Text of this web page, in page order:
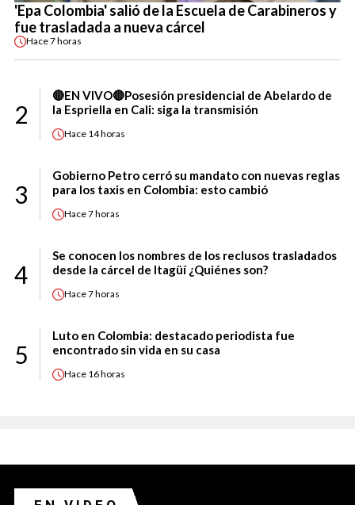
'Epa Colombia' salió de la Escuela de Carabineros y
fue trasladada a nueva cárcel
Hace7 horas
2
🔴EN VIVO🔴Posesión presidencial de Abelardo de
la Espriella en Cali: siga la transmisión
Hace 14 horas
3
Gobierno Petro cerró su mandato con nuevas reglas
para los taxis en Colombia: esto cambió
Hace7 horas
4
Se conocen los nombres de los reclusos trasladados
desde la cárcel de Itagüí ¿Quiénes son?
Hace7 horas
5
Luto en Colombia: destacado periodista fue
encontrado sin vida en su casa
Hace 16 horas